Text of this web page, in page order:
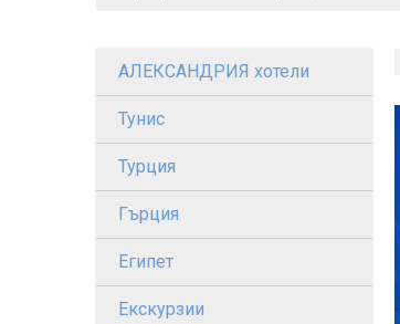
АЛЕКСАНДРИЯ хотели
Тунис
Турция
Гърция
Египет
Екскурзии